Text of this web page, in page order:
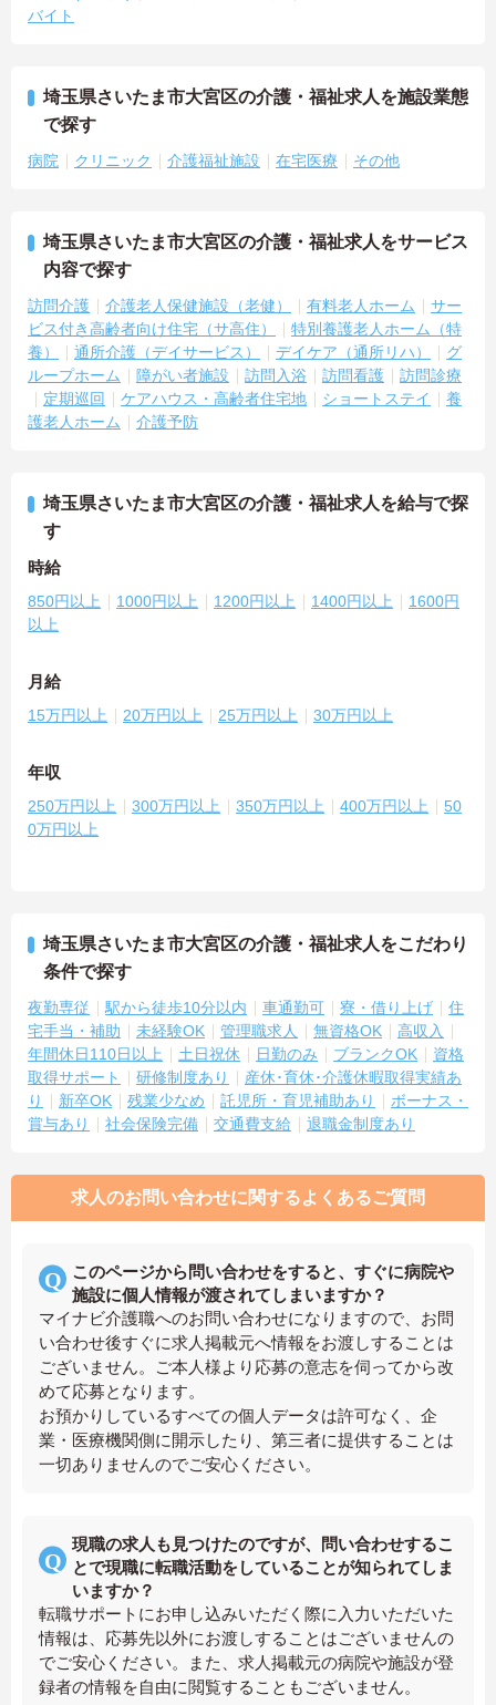
バイト
埼玉県さいたま市大宮区の介護・福祉求人を施設業態
で探す
病院 クリニック 介護福祉施設 在宅医療 その他
埼玉県さいたま市大宮区の介護・福祉求人をサービス
内容で探す
訪問介護 介護老人保健施設（老健） 有料老人ホーム
サー
ビス付き高齢者向け住宅（サ高住）
特別養護老人ホーム（特
養）
通所介護（デイサービス） デイケア（通所リハ）
グ
ループホーム
障がい者施設 訪問入浴 訪問看護
訪問診療
定期巡回
ケアハウス・高齢者住宅地 ショートステイ
養
護老人ホーム
介護予防
埼玉県さいたま市大宮区の介護・福祉求人を給与で探
す
時給
850円以上 1000円以上 1200円以上 1400円以上
1600円
以上
月給
15万円以上 20万円以上 25万円以上 30万円以上
年収
250万円以上 300万円以上 350万円以上 400万円以上
50
0万円以上
埼玉県さいたま市大宮区の介護・福祉求人をこだわり
条件で探す
夜勤専従 駅から徒歩10分以内 車通勤可 寮・借り上げ
住
宅手当・補助
未経験OK 管理職求人 無資格OK
高収入
年間休日110日以上
土日祝休 日勤のみ ブランクOK
資格
取得サポート
研修制度あり
産休･育休･介護休暇取得実績あ
り
新卒OK 残業少なめ 託児所・育児補助あり
ボーナス・
賞与あり
社会保険完備 交通費支給 退職金制度あり
求人のお問い合わせに関するよくあるご質問
このページから問い合わせをすると、すぐに病院や
施設に個人情報が渡されてしまいますか？
マイナビ介護職へのお問い合わせになりますので、お問
い合わせ後すぐに求人掲載元へ情報をお渡しすることは
ございません。ご本人様より応募の意志を伺ってから改
めて応募となります。
お預かりしているすべての個人データは許可なく、企
業・医療機関側に開示したり、第三者に提供することは
一切ありませんのでご安心ください。
現職の求人も見つけたのですが、問い合わせするこ
とで現職に転職活動をしていることが知られてしま
いますか？
転職サポートにお申し込みいただく際に入力いただいた
情報は、応募先以外にお渡しすることはございませんの
でご安心ください。また、求人掲載元の病院や施設が登
録者の情報を自由に閲覧することもございません。